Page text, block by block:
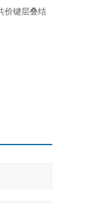
价键层叠结